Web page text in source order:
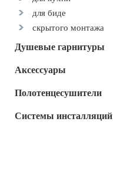
для биде
скрытого монтажа
Душевые гарнитуры
Аксессуары
Полотенцесушители
Системы инсталляций